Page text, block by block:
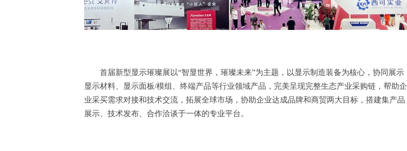
首届新型显示璀璨展以“智显世界，璀璨未来”为主题，以显示制造装备为核心，协同展示
显示材料、显示面板/模组、终端产品等行业领域产品，完美呈现完整生态产业采购链，帮助企
业采买需求对接和技术交流，拓展全球市场，协助企业达成品牌和商贸两大目标，搭建集产品
展示、技术发布、合作洽谈于一体的专业平台。